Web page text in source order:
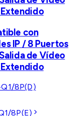
con
IP / 8 Puertos
de Vídeo
8P(D)
8P(E)